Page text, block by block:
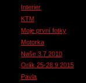
Interier
KTM
Moje první fotky
Motorka
Naše 3.7 2010
Orlík 25-28.9 2015
Pavla